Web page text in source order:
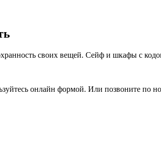
своих вещей. Сейф и шкафы с
онлайн формой. Или позвоните по